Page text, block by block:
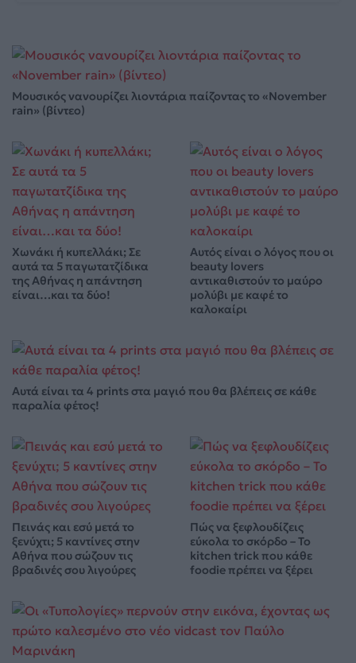
Μουσικός νανουρίζει λιοντάρια παίζοντας το «November
rain» (βίντεο)
Χωνάκι ή κυπελλάκι; Σε
αυτά τα 5 παγωτατζίδικα
της Αθήνας η απάντηση
είναι…και τα δύο!
Αυτός είναι ο λόγος που οι
beauty lovers
αντικαθιστούν το μαύρο
μολύβι με καφέ το
καλοκαίρι
Αυτά είναι τα 4 prints στα μαγιό που θα βλέπεις σε κάθε
παραλία φέτος!
Πεινάς και εσύ μετά το
ξενύχτι; 5 καντίνες στην
Αθήνα που σώζουν τις
βραδινές σου λιγούρες
Πώς να ξεφλουδίζεις
εύκολα το σκόρδο – Το
kitchen trick που κάθε
foodie πρέπει να ξέρει